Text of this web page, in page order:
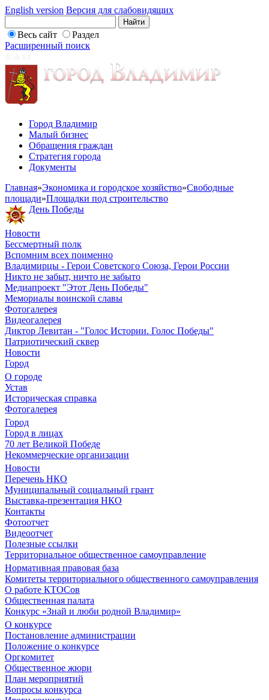
English version Версия для слабовидящих
Весь сайт
Раздел
Расширенный поиск
Город Владимир
Малый бизнес
Обращения граждан
Стратегия города
Документы
Главная»Экономика и городское хозяйство»Свободные
площади»Площадки под строительство
День Победы
Новости
Бессмертный полк
Вспомним всех поименно
Владимирцы - Герои Советского Союза, Герои России
Никто не забыт, ничто не забыто
Медиапроект "Этот День Победы"
Мемориалы воинской славы
Фотогалерея
Видеогалерея
Диктор Левитан - "Голос Истории. Голос Победы"
Патриотический сквер
Новости
Город
О городе
Устав
Историческая справка
Фотогалерея
Город
Город в лицах
70 лет Великой Победе
Некоммерческие организации
Новости
Перечень НКО
Муниципальный социальный грант
Выставка-презентация НКО
Контакты
Фотоотчет
Видеоотчет
Полезные ссылки
Территориальное общественное самоуправление
Нормативная правовая база
Комитеты территориального общественного самоуправления
О работе КТОСов
Общественная палата
Конкурс «Знай и люби родной Владимир»
О конкурсе
Постановление администрации
Положение о конкурсе
Оргкомитет
Общественное жюри
План мероприятий
Вопросы конкурса